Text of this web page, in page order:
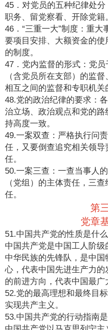
45．对党员的五种纪律处
职务、留党察看、开除党籍
46．“三重一大”制度：重
要项目安排、大额资金的
的制度。
47．党内监督的形式：党
（含党员所在支部）的监
相互之间的监督和专职机关
48.党的政治纪律的要求：
治立场、政治观点和党的
持高度一致。
49.一案双查：严格执行问
任，又要倒查追究相关领
任。
50.一案三查：一查当事人
（党组）的主体责任，三
任。
第
党章
51.中国共产党的性质是什么
中国共产党是中国工人阶
中华民族的先锋队，是中
心，代表中国先进生产力
的前进方向，代表中国最广
52.党的最高理想和最终目
实现共产主义。
53.中国共产党的行动指南